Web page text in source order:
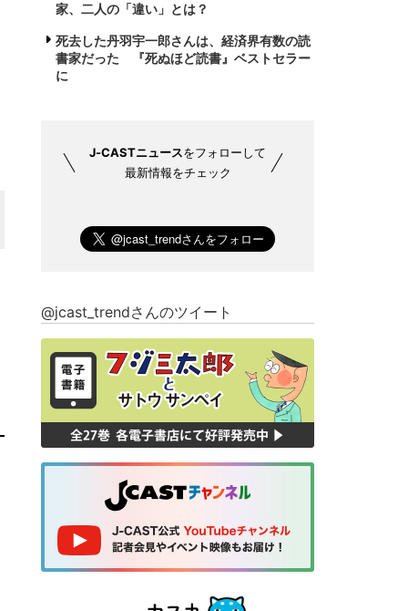
家、二人の「違い」とは？
死去した丹羽宇一郎さんは、経済界有数の読
書家だった 『死ぬほど読書』ベストセラー
に
J-CASTニュースをフォローして
最新情報をチェック
@jcast_trendさんのツイート